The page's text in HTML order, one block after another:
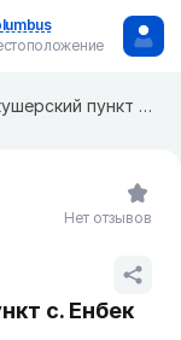
Фельдшерско-акушерский пункт с. Енбек
с. Енбек
Нет отзывов